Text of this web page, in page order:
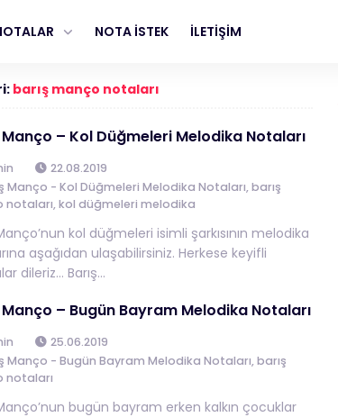
NOTA İSTEK İLETİŞİM
barış manço notaları
Manço – Kol Düğmeleri Melodika Notaları
22.08.2019
Manço - Kol Düğmeleri Melodika Notaları, barış
notaları, kol düğmeleri melodika
kol düğmeleri isimli şarkısının melodika
aşağıdan ulaşabilirsiniz. Herkese keyifli
dileriz… Barış...
Manço – Bugün Bayram Melodika Notaları
25.06.2019
Manço - Bugün Bayram Melodika Notaları, barış
notaları
bugün bayram erken kalkın çocuklar